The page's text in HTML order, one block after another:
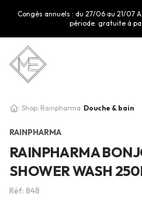
Congés annuels : du 27/06 au 21/07
période. gratuite à
/Shop/ Rainpharma/ Douche & bain
RAINPHARMA
RAINPHARMA
SHOWER WASH
Réf: 848